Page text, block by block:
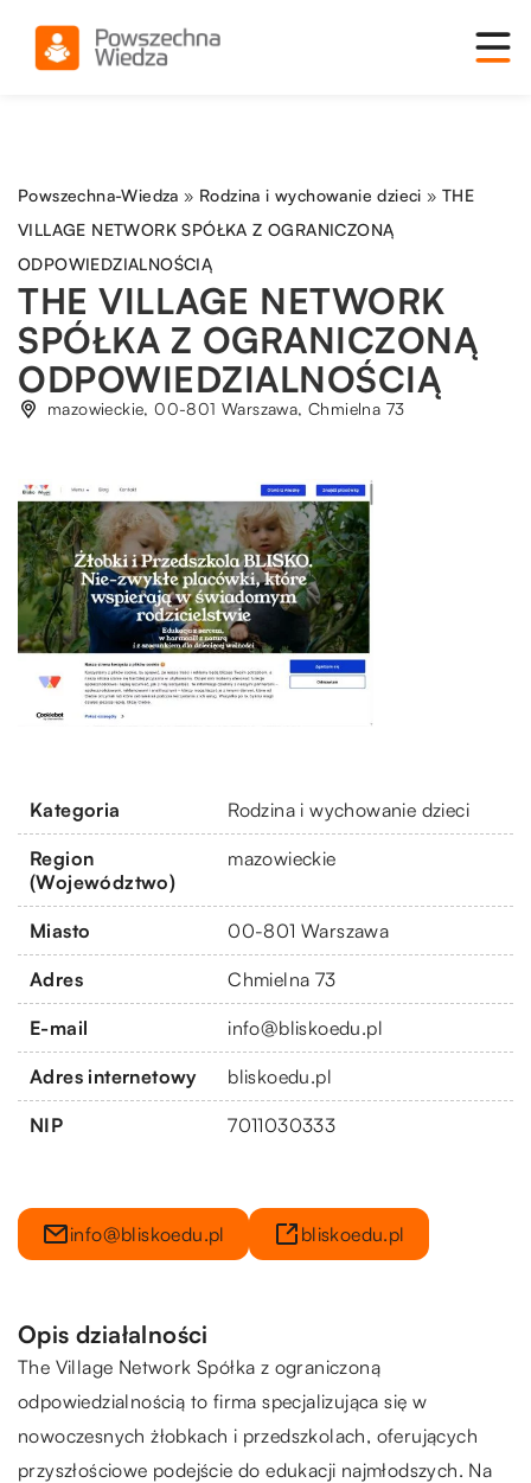
Powszechna-Wiedza » Rodzina i wychowanie dzieci »THE
VILLAGE NETWORK SPÓŁKA Z OGRANICZONĄ
ODPOWIEDZIALNOŚCIĄ
THE VILLAGE NETWORK
SPÓŁKA Z OGRANICZONĄ
ODPOWIEDZIALNOŚCIĄ
mazowieckie, 00-801 Warszawa, Chmielna 73
Kategoria Rodzina i wychowanie dzieci
Region
(Województwo)
mazowieckie
Miasto 00-801 Warszawa
Adres Chmielna 73
E-mail info@bliskoedu.pl
Adres internetowy bliskoedu.pl
NIP 7011030333
info@bliskoedu.pl bliskoedu.pl
Opis działalności
The Village Network Spółka z ograniczoną
odpowiedzialnością to firma specjalizująca się w
nowoczesnych żłobkach i przedszkolach, oferujących
przyszłościowe podejście do edukacji najmłodszych. Na